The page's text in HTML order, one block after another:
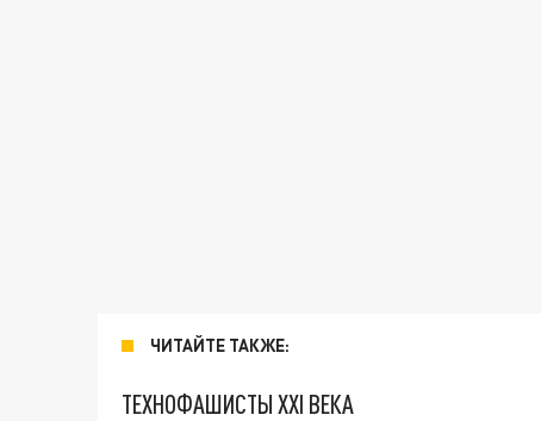
ЧИТАЙТЕ ТАКЖЕ:
ТЕХНОФАШИСТЫ XXI ВЕКА